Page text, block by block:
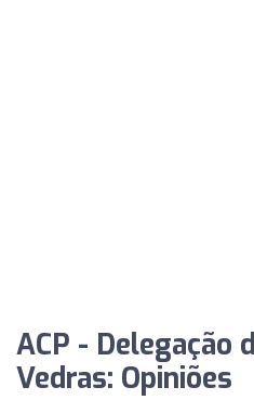
ACP - Delegação
Vedras: Opiniões